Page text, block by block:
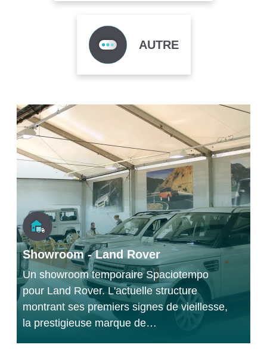
AUTRE
Showroom - Land Rover
Un showroom temporaire Spaciotempo
pour Land Rover. L'actuelle structure
montrant ses premiers signes de vieillesse,
la prestigieuse marque de…